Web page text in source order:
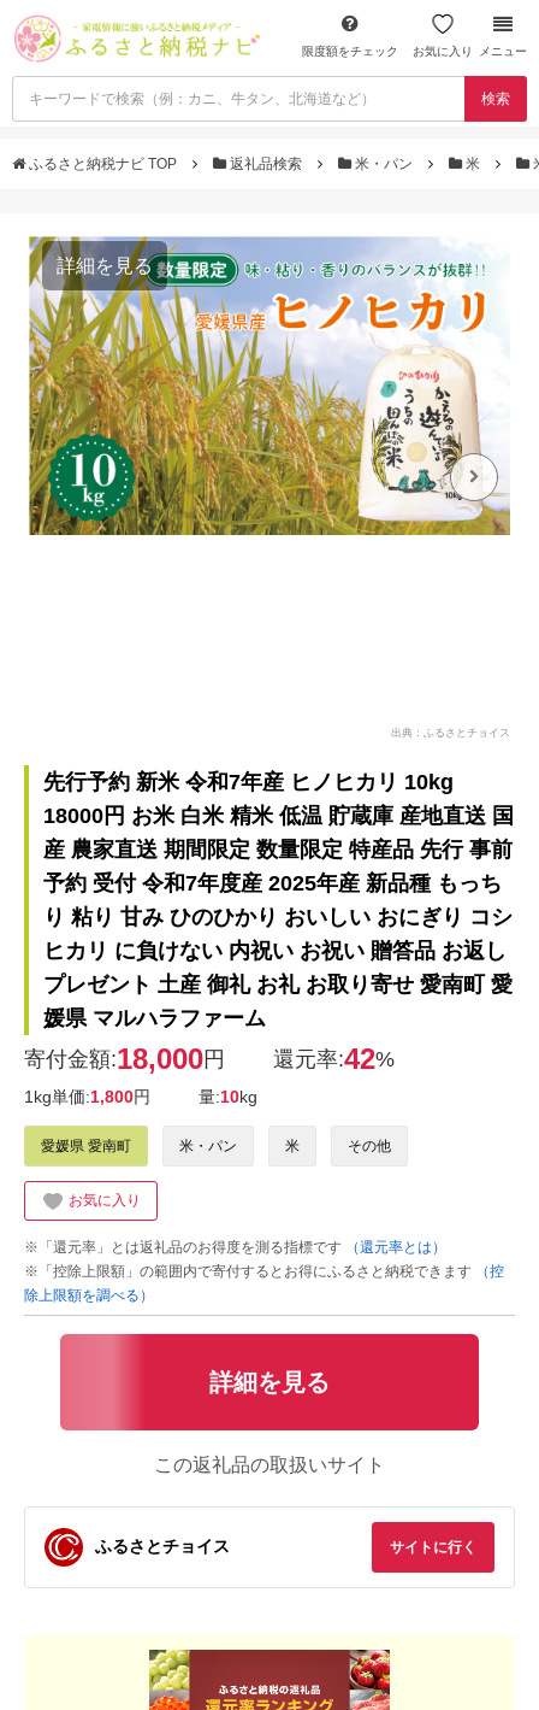
限度額をチェック お気に入り メニュー
検索
ふるさと納税ナビ TOP 返礼品検索 米・パン 米
詳細を見る
出典：ふるさとチョイス
先行予約 新米 令和7年産 ヒノヒカリ 10kg
18000円 お米 白米 精米 低温 貯蔵庫 産地直送 国
産 農家直送 期間限定 数量限定 特産品 先行 事前
予約 受付 令和7年度産 2025年産 新品種 もっち
り 粘り 甘み ひのひかり おいしい おにぎり コシ
ヒカリ に負けない 内祝い お祝い 贈答品 お返し
プレゼント 土産 御礼 お礼 お取り寄せ 愛南町 愛
媛県 マルハラファーム
寄付金額:18,000円 還元率:42%
1kg単価:1,800円 量:10kg
愛媛県 愛南町 米・パン 米 その他
お気に入り
※「還元率」とは返礼品のお得度を測る指標です
（還元率とは）
※「控除上限額」の範囲内で寄付するとお得にふるさと納税できます
（控
除上限額を調べる）
詳細を見る
この返礼品の取扱いサイト
ふるさとチョイス サイトに行く